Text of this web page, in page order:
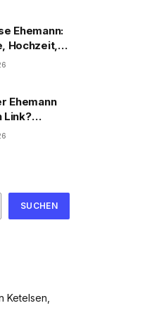
Ehemann:
Hochzeit,
Ehemann
Link?
Beruf
SUCHEN
Ketelsen,